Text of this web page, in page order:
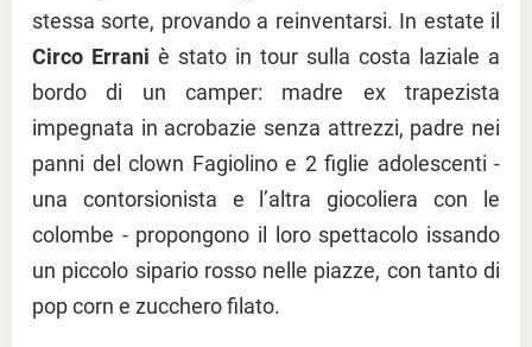
stessa sorte, provando a reinventarsi. In estate il
Circo Errani è stato in tour sulla costa laziale a
bordo di un camper: madre ex trapezista
impegnata in acrobazie senza attrezzi, padre nei
panni del clown Fagiolino e 2 figlie adolescenti -
una contorsionista e l’altra giocoliera con le
colombe - propongono il loro spettacolo issando
un piccolo sipario rosso nelle piazze, con tanto di
pop corn e zucchero filato.